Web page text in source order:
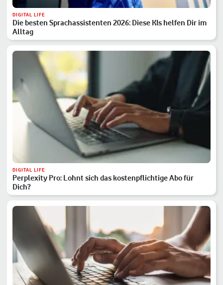
DIGITAL LIFE
Die besten Sprachassistenten 2026: Diese KIs helfen Dir im
Alltag
DIGITAL LIFE
Perplexity Pro: Lohnt sich das kostenpflichtige Abo für
Dich?